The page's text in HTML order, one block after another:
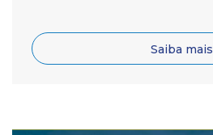
Saiba mais